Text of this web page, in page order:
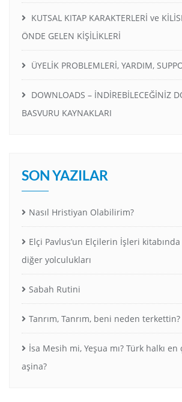
KUTSAL KITAP KARAKTERLERİ ve
ÖNDE GELEN KİŞİLİKLERİ
ÜYELİK PROBLEMLERİ, YARDIM,
DOWNLOADS – İNDİREBİLECEĞİNİZ
BASVURU KAYNAKLARI
SON YAZILAR
Nasıl Hristiyan Olabilirim?
Elçi Pavlus’un Elçilerin İşleri
diğer yolculukları
Sabah Rutini
Tanrım, Tanrım, beni neden terkettin?
İsa Mesih mi, Yeşua mı? Türk halkı
aşina?